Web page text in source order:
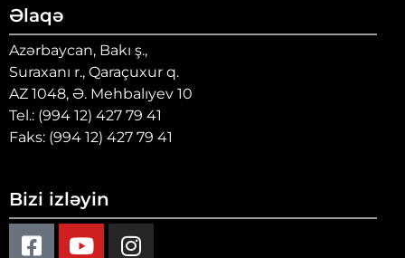
Əlaqə
Azərbaycan, Bakı ş.,
Suraxanı r., Qaraçuxur q.
AZ 1048, Ə. Mehbalıyev 10
Tel.: (994 12) 427 79 41
Faks: (994 12) 427 79 41
Bizi izləyin